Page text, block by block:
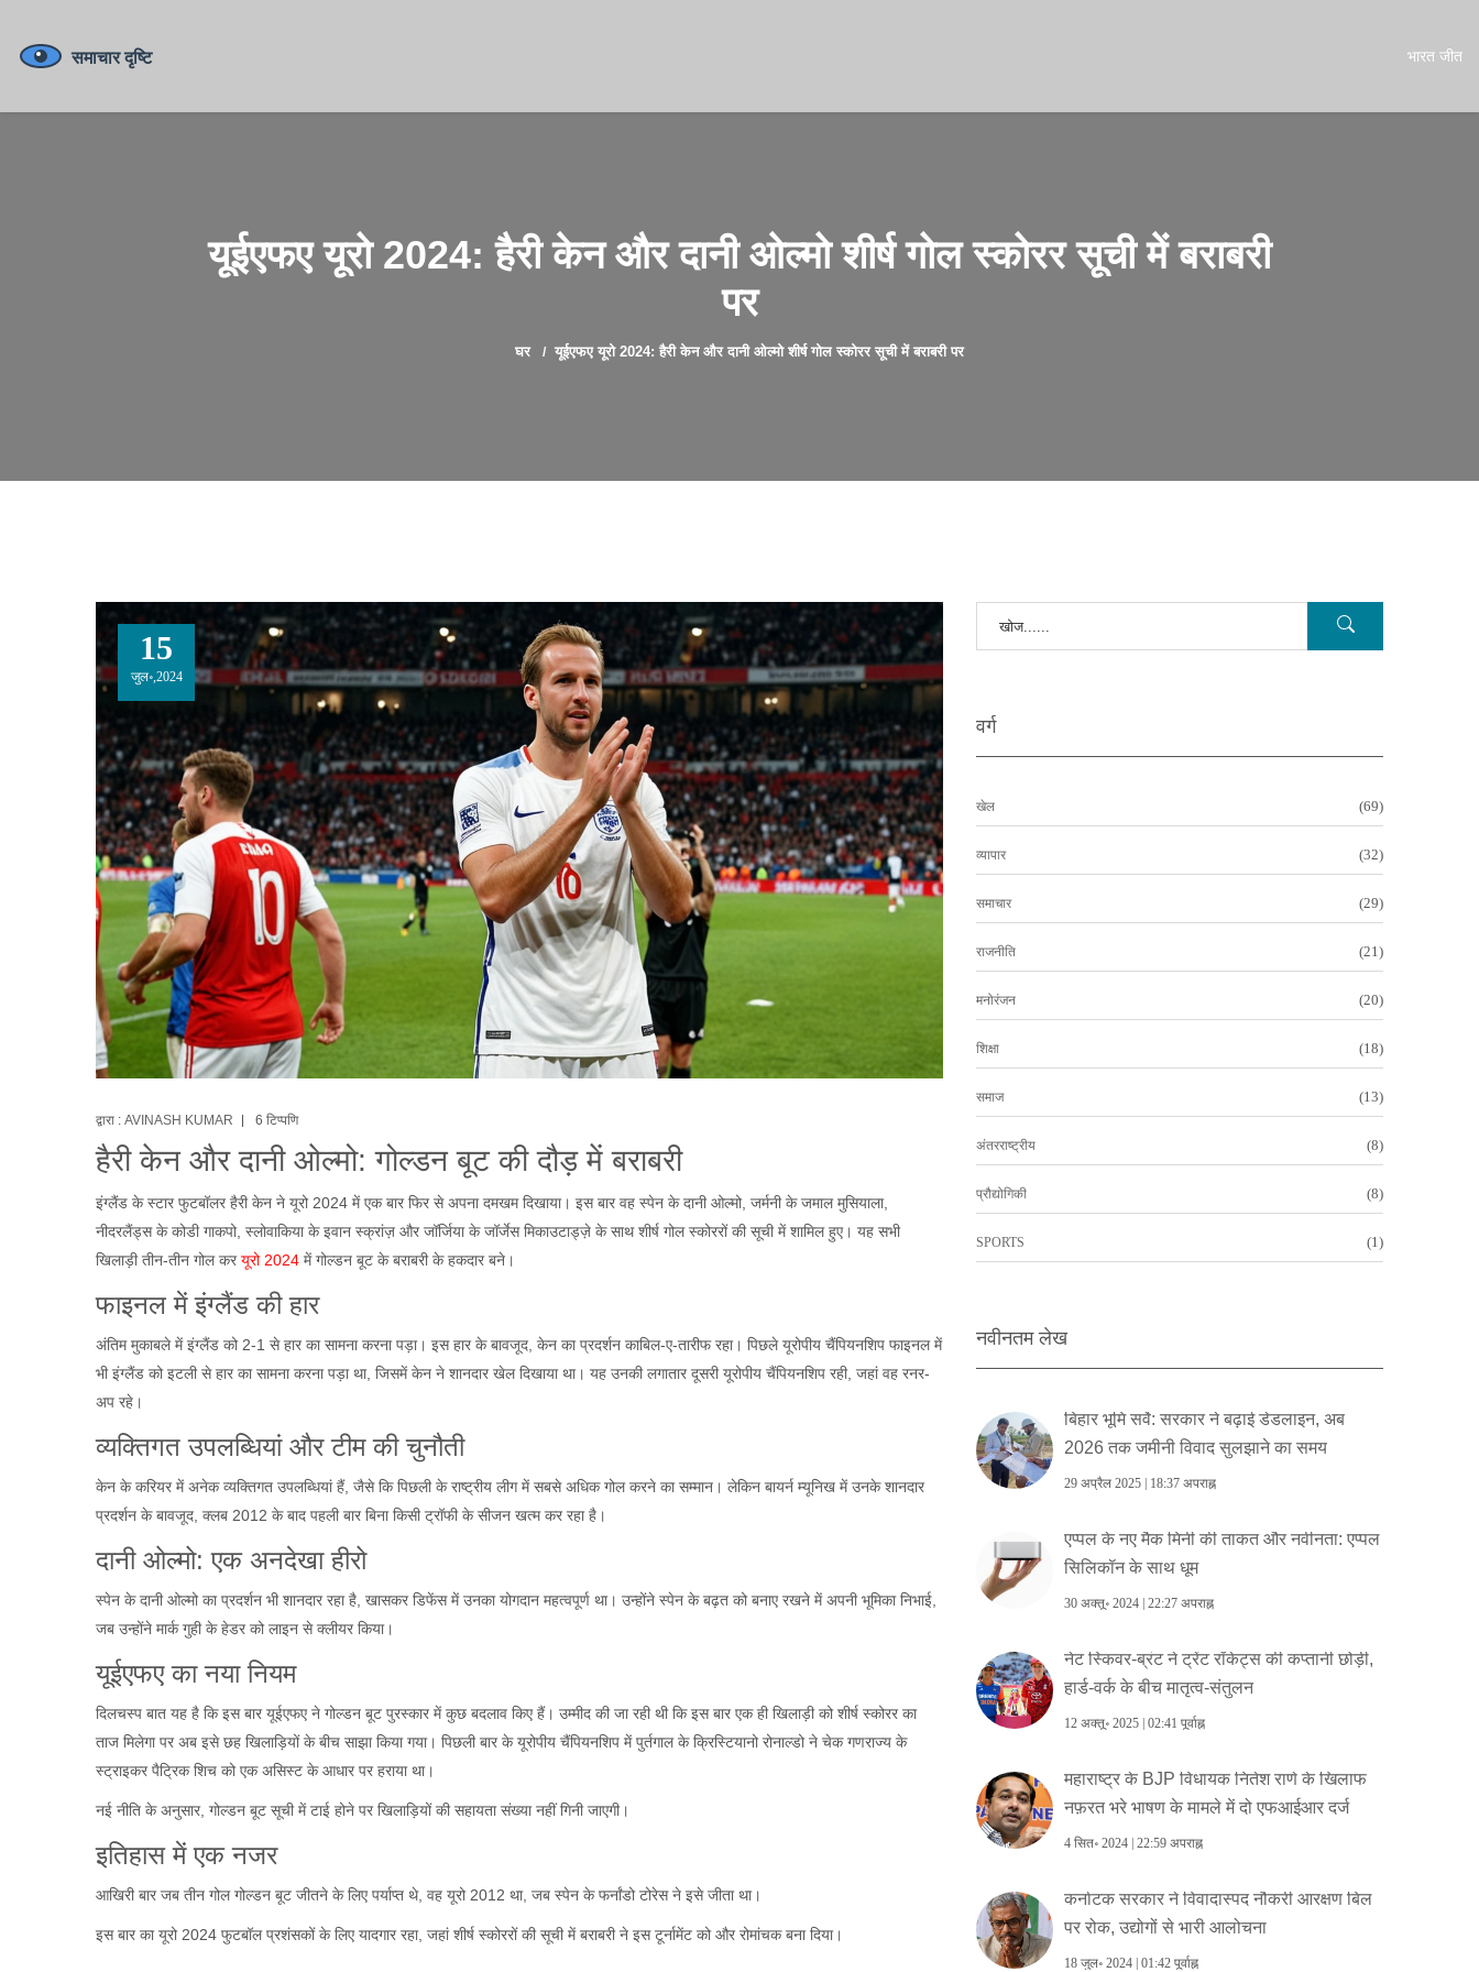
भारत जीत
यूईएफए यूरो 2024: हैरी केन और दानी ओल्मो शीर्ष गोल स्कोरर सूची में बराबरी
पर
घर यूईएफए यूरो 2024: हैरी केन और दानी ओल्मो शीर्ष गोल स्कोरर सूची में बराबरी पर
15
जुल॰,2024
द्वारा : AVINASH KUMAR 6 टिप्पणि
हैरी केन और दानी ओल्मो: गोल्डन बूट की दौड़ में बराबरी
इंग्लैंड के स्टार फुटबॉलर हैरी केन ने यूरो 2024 में एक बार फिर से अपना दमखम दिखाया। इस बार वह स्पेन के दानी ओल्मो, जर्मनी के जमाल मुसियाला,
नीदरलैंड्स के कोडी गाकपो, स्लोवाकिया के इवान स्क्रांज़ और जॉर्जिया के जॉर्जेस मिकाउटाड्ज़े के साथ शीर्ष गोल स्कोररों की सूची में शामिल हुए। यह सभी
खिलाड़ी तीन-तीन गोल कर यूरो 2024 में गोल्डन बूट के बराबरी के हकदार बने।
फाइनल में इंग्लैंड की हार
अंतिम मुकाबले में इंग्लैंड को 2-1 से हार का सामना करना पड़ा। इस हार के बावजूद, केन का प्रदर्शन काबिल-ए-तारीफ रहा। पिछले यूरोपीय चैंपियनशिप फाइनल में
भी इंग्लैंड को इटली से हार का सामना करना पड़ा था, जिसमें केन ने शानदार खेल दिखाया था। यह उनकी लगातार दूसरी यूरोपीय चैंपियनशिप रही, जहां वह रनर-
अप रहे।
व्यक्तिगत उपलब्धियां और टीम की चुनौती
केन के करियर में अनेक व्यक्तिगत उपलब्धियां हैं, जैसे कि पिछली के राष्ट्रीय लीग में सबसे अधिक गोल करने का सम्मान। लेकिन बायर्न म्यूनिख में उनके शानदार
प्रदर्शन के बावजूद, क्लब 2012 के बाद पहली बार बिना किसी ट्रॉफी के सीजन खत्म कर रहा है।
दानी ओल्मो: एक अनदेखा हीरो
स्पेन के दानी ओल्मो का प्रदर्शन भी शानदार रहा है, खासकर डिफेंस में उनका योगदान महत्वपूर्ण था। उन्होंने स्पेन के बढ़त को बनाए रखने में अपनी भूमिका निभाई,
जब उन्होंने मार्क गुही के हेडर को लाइन से क्लीयर किया।
यूईएफए का नया नियम
दिलचस्प बात यह है कि इस बार यूईएफए ने गोल्डन बूट पुरस्कार में कुछ बदलाव किए हैं। उम्मीद की जा रही थी कि इस बार एक ही खिलाड़ी को शीर्ष स्कोरर का
ताज मिलेगा पर अब इसे छह खिलाड़ियों के बीच साझा किया गया। पिछली बार के यूरोपीय चैंपियनशिप में पुर्तगाल के क्रिस्टियानो रोनाल्डो ने चेक गणराज्य के
स्ट्राइकर पैट्रिक शिच को एक असिस्ट के आधार पर हराया था।
नई नीति के अनुसार, गोल्डन बूट सूची में टाई होने पर खिलाड़ियों की सहायता संख्या नहीं गिनी जाएगी।
इतिहास में एक नजर
आखिरी बार जब तीन गोल गोल्डन बूट जीतने के लिए पर्याप्त थे, वह यूरो 2012 था, जब स्पेन के फर्नांडो टोरेस ने इसे जीता था।
इस बार का यूरो 2024 फुटबॉल प्रशंसकों के लिए यादगार रहा, जहां शीर्ष स्कोररों की सूची में बराबरी ने इस टूर्नामेंट को और रोमांचक बना दिया।
वर्ग
खेल (69)
व्यापार (32)
समाचार (29)
राजनीति (21)
मनोरंजन (20)
शिक्षा (18)
समाज (13)
अंतरराष्ट्रीय (8)
प्रौद्योगिकी (8)
SPORTS (1)
नवीनतम लेख
बिहार भूमि सर्वे: सरकार ने बढ़ाई डेडलाइन, अब
2026 तक ज‍मीनी विवाद सुलझाने का समय
29 अप्रैल 2025 | 18:37 अपराह्न
एप्पल के नए मैक मिनी की ताकत और नवीनता: एप्पल
सिलिकॉन के साथ धूम
30 अक्तू॰ 2024 | 22:27 अपराह्न
नेट स्किवर‑ब्रंट ने ट्रेंट रॉकेट्स की कप्तानी छोड़ी,
हार्ड‑वर्क के बीच मातृत्व‑संतुलन
12 अक्तू॰ 2025 | 02:41 पूर्वाह्न
महाराष्ट्र के BJP विधायक नितेश राणे के खिलाफ
नफ़रत भरे भाषण के मामले में दो एफआईआर दर्ज
4 सित॰ 2024 | 22:59 अपराह्न
कर्नाटक सरकार ने विवादास्पद नौकरी आरक्षण बिल
पर रोक, उद्योगों से भारी आलोचना
18 जुल॰ 2024 | 01:42 पूर्वाह्न